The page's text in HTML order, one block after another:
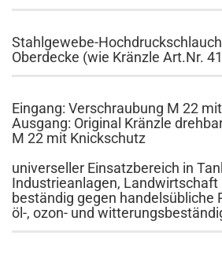
Stahlgewebe-
Oberdecke (wie Kränzle Art.Nr.
Eingang: Verschraubung M 22
Ausgang: Original Kränzle
M 22 mit Knickschutz
universeller Einsatzbereich in
Industrieanlagen, Landwirtschaft
beständig gegen handelsübliche
öl-, ozon- und